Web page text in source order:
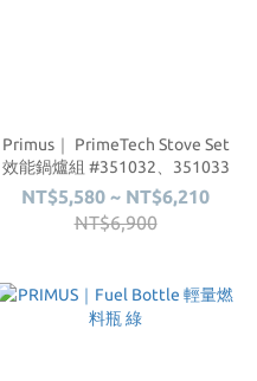
Primus｜ PrimeTech Stove Set
效能鍋爐組 #351032、351033
NT$5,580 ~ NT$6,210
NT$6,900